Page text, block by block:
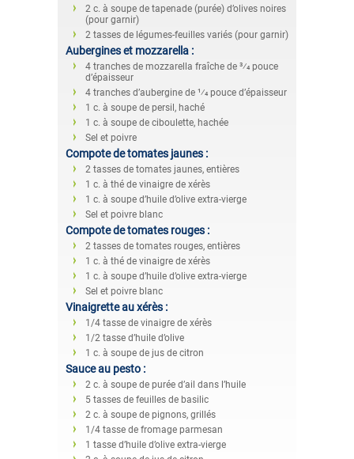
2 c. à soupe de tapenade (purée) d’olives noires
(pour garnir)
2 tasses de légumes-feuilles variés (pour garnir)
Aubergines et mozzarella :
4 tranches de mozzarella fraîche de 3⁄4 pouce
d’épaisseur
4 tranches d’aubergine de 1⁄4 pouce d’épaisseur
1 c. à soupe de persil, haché
1 c. à soupe de ciboulette, hachée
Sel et poivre
Compote de tomates jaunes :
2 tasses de tomates jaunes, entières
1 c. à thé de vinaigre de xérès
1 c. à soupe d’huile d’olive extra-vierge
Sel et poivre blanc
Compote de tomates rouges :
2 tasses de tomates rouges, entières
1 c. à thé de vinaigre de xérès
1 c. à soupe d’huile d’olive extra-vierge
Sel et poivre blanc
Vinaigrette au xérès :
1/4 tasse de vinaigre de xérès
1/2 tasse d’huile d’olive
1 c. à soupe de jus de citron
Sauce au pesto :
2 c. à soupe de purée d’ail dans l’huile
5 tasses de feuilles de basilic
2 c. à soupe de pignons, grillés
1/4 tasse de fromage parmesan
1 tasse d’huile d’olive extra-vierge